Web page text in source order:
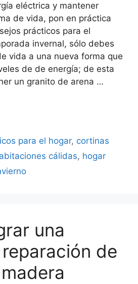
eléctrica y mantener
de vida, pon en práctica
prácticos para el
invernal, sólo debes
vida a una nueva forma que
de de energía; de esta
un granito de arena …
para el hogar, cortinas
cálidas, hogar
una
de